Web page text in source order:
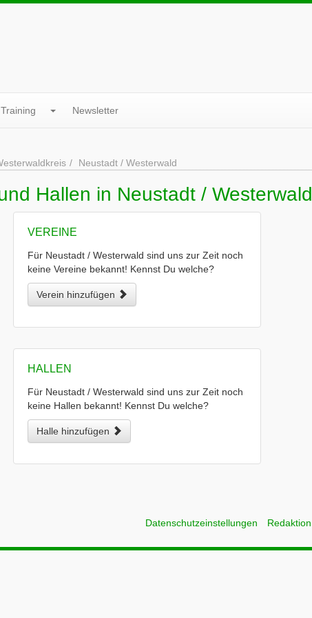
Training Newsletter
Neustadt / Westerwald
Hallen in Neustadt / Westerwald
VEREINE
Für Neustadt / Westerwald sind uns zur Zeit noch
keine Vereine bekannt! Kennst Du welche?
Verein hinzufügen
HALLEN
Für Neustadt / Westerwald sind uns zur Zeit noch
keine Hallen bekannt! Kennst Du welche?
Halle hinzufügen
Datenschutzeinstellungen Redaktion